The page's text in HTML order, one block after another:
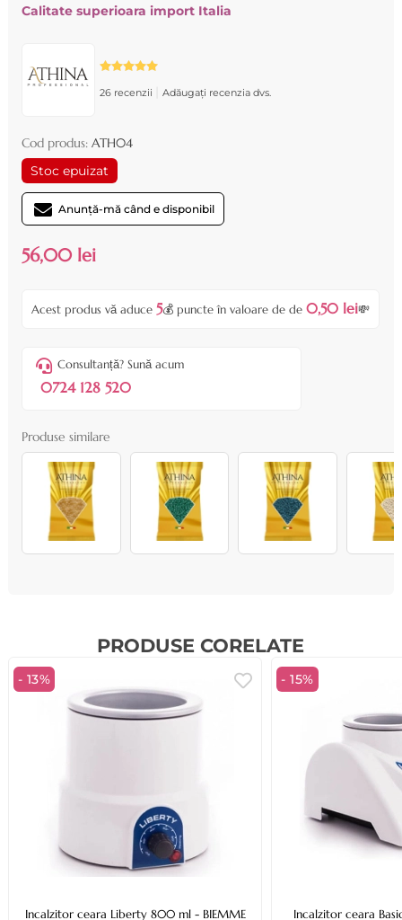
Calitate superioara import Italia
26 recenzii Adăugați recenzia dvs.
Cod produs: ATH04
Stoc epuizat
Anunță-mă când e disponibil
56,00 lei
Acest produs vă aduce 5💰 puncte în valoare de de 0,50 lei💸
Consultanță? Sună acum
0724 128 520
Produse similare
PRODUSE CORELATE
- 13%
Incalzitor ceara Liberty 800 ml - BIEMME
- 15%
Incalzitor ceara